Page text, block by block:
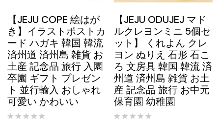
【JEJU COPE 絵はが
き】イラストポストカ
ード ハガキ 韓国 韓流
済州道 済州島 雑貨 お
土産 記念品 旅行 入園
卒園 ギフト プレゼン
ト 並行輸入 おしゃれ
可愛い かわいい
【JEJU ODUJEJ マド
ルクレヨンミニ 5個セ
ット】 くれよん クレ
ヨン ぬりえ 石形 石こ
ろ 文房具 韓国 韓流 済
州道 済州島 雑貨 お土
産 記念品 旅行 お中元
保育園 幼稚園